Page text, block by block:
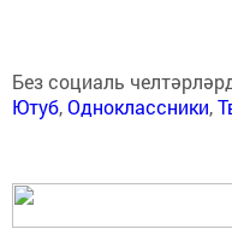
Без социаль
Ютуб,Одноклассники,